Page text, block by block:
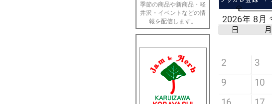
季節の商品や新商品・軽
井沢・イベントなどの情
報を配信します。